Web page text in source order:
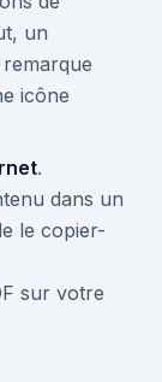
un
icône
.
dans un
le copier-
sur votre